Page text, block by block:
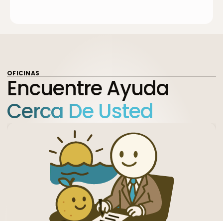
OFICINAS
Encuentre Ayuda
Cerca De Usted